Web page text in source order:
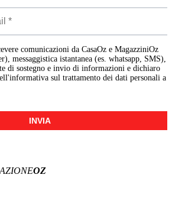
comunicazioni da CasaOz e MagazziniOz
messaggistica istantanea (es. whatsapp, SMS),
di sostegno e invio di informazioni e dichiaro
sul trattamento dei dati personali a
INVIA
OZ